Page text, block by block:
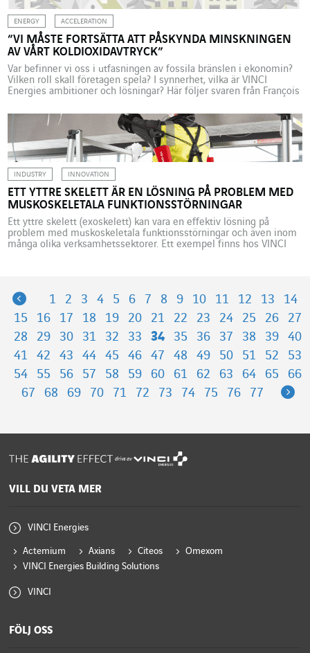
ENERGY ACCELERATION
”VI MÅSTE FORTSÄTTA ATT PÅSKYNDA MINSKNINGEN
AV VÅRT KOLDIOXIDAVTRYCK”
Var befinner vi oss i utfasningen av fossila bränslen i ekonomin?
Vilken roll skall företagen spela? I synnerhet, vilka är VINCI
Energies ambitioner och lösningar? Här följer svaren från François
universitetet i Liège och som är medförfattare till IPCC-rapporten,
och från Corinne Lanièce, som är […]
INDUSTRY INNOVATION
ETT YTTRE SKELETT ÄR EN LÖSNING PÅ PROBLEM MED
MUSKOSKELETALA FUNKTIONSSTÖRNINGAR
Ett yttre skelett (exoskelett) kan vara en effektiv lösning på
problem med muskoskeletala funktionsstörningar och även inom
många olika verksamhetssektorer. Ett exempel finns hos VINCI
Previous
1 2 3 4 5 6 7 8 9 10 11 12 13
14
15
16 17 18 19 20 21 22 23 24 25 26
27
28
29 30 31 32 33 34 35 36 37 38 39
40
41
42 43 44 45 46 47 48 49 50 51 52
53
54
55 56 57 58 59 60 61 62 63 64 65
66
67
68 69 70 71 72 73 74 75 76 77
drivs av
VILL DU VETA MER
VINCI Energies
Actemium Axians Citeos
Omexom
VINCI Energies Building Solutions
VINCI
FÖLJ OSS